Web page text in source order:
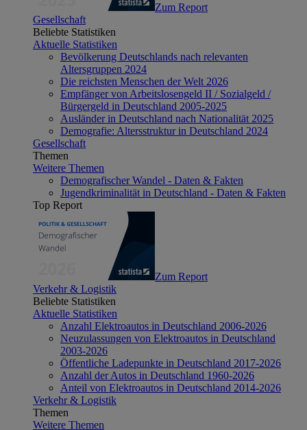
Zum Report
Gesellschaft
Beliebte Statistiken
Aktuelle Statistiken
Bevölkerung Deutschlands nach relevanten
Altersgruppen 2024
Die reichsten Menschen der Welt 2026
Empfänger von Arbeitslosengeld II / Sozialgeld /
Bürgergeld in Deutschland 2005-2025
Ausländer in Deutschland nach Nationalität 2025
Demografie: Altersstruktur in Deutschland 2024
Gesellschaft
Themen
Weitere Themen
Demografischer Wandel - Daten & Fakten
Jugendkriminalität in Deutschland - Daten & Fakten
Top Report
Zum Report
Verkehr & Logistik
Beliebte Statistiken
Aktuelle Statistiken
Anzahl Elektroautos in Deutschland 2006-2026
Neuzulassungen von Elektroautos in Deutschland
2003-2026
Öffentliche Ladepunkte in Deutschland 2017-2026
Anzahl der Autos in Deutschland 1960-2026
Anteil von Elektroautos in Deutschland 2014-2026
Verkehr & Logistik
Themen
Weitere Themen